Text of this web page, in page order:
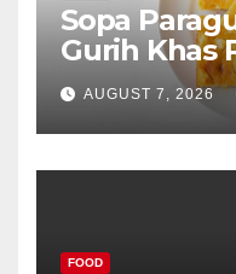
Sopa
Gurih Khas
Unik
AUGUST 7, 2026
FOOD